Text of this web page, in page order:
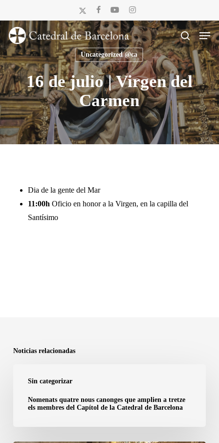
to
main
content
x-
twitter
facebookyoutube instagram
search
Menu
Uncategorized @ca
16 de julio | Virgen del
Carmen
Dia de la gente del Mar
11:00h Oficio en honor a la Virgen, en la capilla del
Santísimo
Noticias relacionadas
Sin categorizar
quatre
canonges
Nomenats quatre nous canonges que amplien a tretze
els membres del Capítol de la Catedral de Barcelona